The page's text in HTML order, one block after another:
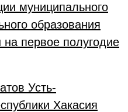
муниципального
образования
на первое полугодие
Усть-
Хакасия